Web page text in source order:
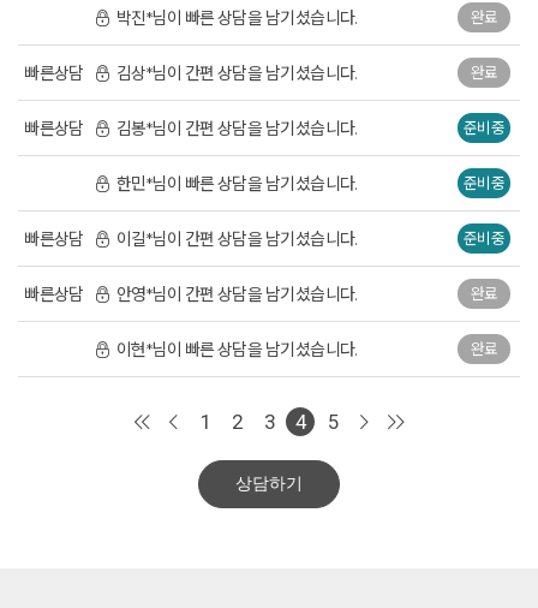
박진*님이 빠른 상담을 남기셨습니다. 완료
빠른상담 김상*님이 간편 상담을 남기셨습니다. 완료
빠른상담 김봉*님이 간편 상담을 남기셨습니다. 준비중
한민*님이 빠른 상담을 남기셨습니다. 준비중
빠른상담 이길*님이 간편 상담을 남기셨습니다. 준비중
빠른상담 안영*님이 간편 상담을 남기셨습니다. 완료
이현*님이 빠른 상담을 남기셨습니다. 완료
1 2 3 4 5
상담하기